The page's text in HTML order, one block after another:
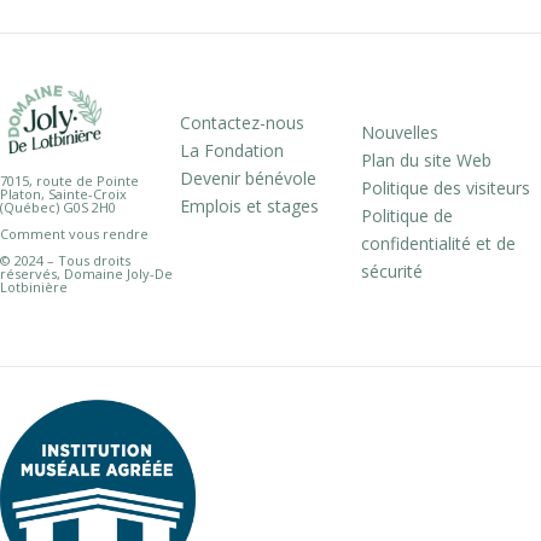
7015, route de Pointe
Platon, Sainte-Croix
(Québec) G0S 2H0
Comment vous rendre
© 2024 – Tous droits
réservés, Domaine Joly-De
Lotbinière
Contactez-nous
La Fondation
Devenir bénévole
Emplois et stages
Nouvelles
Plan du site Web
Politique des visiteurs
Politique de
confidentialité et de
sécurité